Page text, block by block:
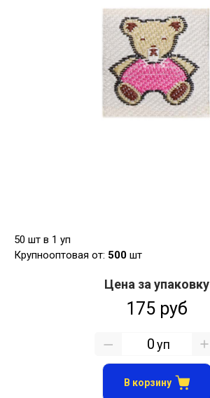
50 шт в 1 уп
Крупнооптовая от: 500 шт
Цена за упаковку
175 руб
уп
В корзину